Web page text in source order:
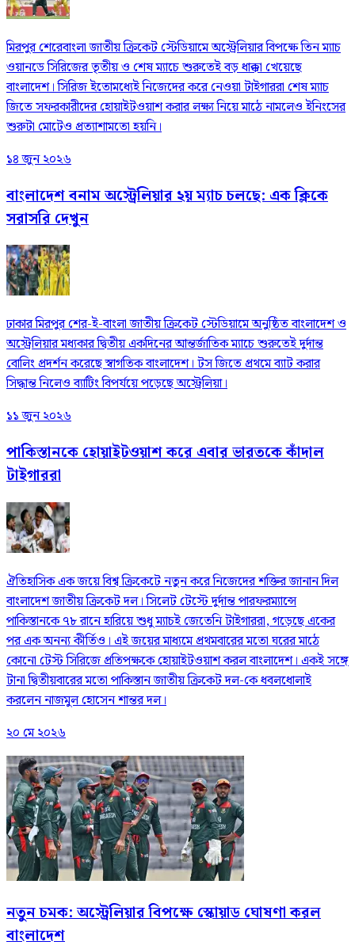
মিরপুর শেরেবাংলা জাতীয় ক্রিকেট স্টেডিয়ামে অস্ট্রেলিয়ার বিপক্ষে তিন ম্যাচ
ওয়ানডে সিরিজের তৃতীয় ও শেষ ম্যাচে শুরুতেই বড় ধাক্কা খেয়েছে
বাংলাদেশ। সিরিজ ইতোমধ্যেই নিজেদের করে নেওয়া টাইগাররা শেষ ম্যাচ
জিতে সফরকারীদের হোয়াইটওয়াশ করার লক্ষ্য নিয়ে মাঠে নামলেও ইনিংসের
শুরুটা মোটেও প্রত্যাশামতো হয়নি।
১৪ জুন ২০২৬
বাংলাদেশ বনাম অস্ট্রেলিয়ার ২য় ম্যাচ চলছে: এক ক্লিকে
সরাসরি দেখুন
ঢাকার মিরপুর শের-ই-বাংলা জাতীয় ক্রিকেট স্টেডিয়ামে অনুষ্ঠিত বাংলাদেশ ও
অস্ট্রেলিয়ার মধ্যকার দ্বিতীয় একদিনের আন্তর্জাতিক ম্যাচে শুরুতেই দুর্দান্ত
বোলিং প্রদর্শন করেছে স্বাগতিক বাংলাদেশ। টস জিতে প্রথমে ব্যাট করার
সিদ্ধান্ত নিলেও ব্যাটিং বিপর্যয়ে পড়েছে অস্ট্রেলিয়া।
১১ জুন ২০২৬
পাকিস্তানকে হোয়াইটওয়াশ করে এবার ভারতকে কাঁদাল
টাইগাররা
ঐতিহাসিক এক জয়ে বিশ্ব ক্রিকেটে নতুন করে নিজেদের শক্তির জানান দিল
বাংলাদেশ জাতীয় ক্রিকেট দল। সিলেট টেস্টে দুর্দান্ত পারফরম্যান্সে
পাকিস্তানকে ৭৮ রানে হারিয়ে শুধু ম্যাচই জেতেনি টাইগাররা, গড়েছে একের
পর এক অনন্য কীর্তিও। এই জয়ের মাধ্যমে প্রথমবারের মতো ঘরের মাঠে
কোনো টেস্ট সিরিজে প্রতিপক্ষকে হোয়াইটওয়াশ করল বাংলাদেশ। একই সঙ্গে
টানা দ্বিতীয়বারের মতো পাকিস্তান জাতীয় ক্রিকেট দল-কে ধবলধোলাই
করলেন নাজমুল হোসেন শান্তর দল।
২০ মে ২০২৬
নতুন চমক: অস্ট্রেলিয়ার বিপক্ষে স্কোয়াড ঘোষণা করল
বাংলাদেশ